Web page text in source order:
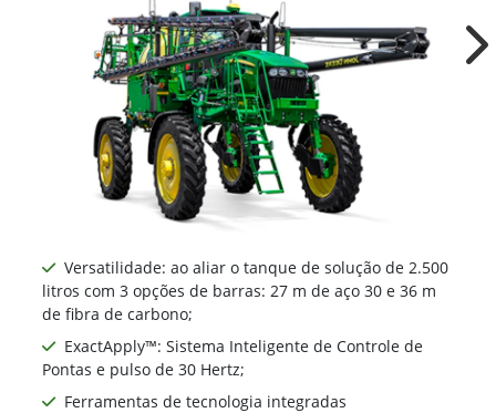
Versatilidade: ao aliar o tanque de solução de 2.500
litros com 3 opções de barras: 27 m de aço 30 e 36 m
de fibra de carbono;
ExactApply™: Sistema Inteligente de Controle de
Pontas e pulso de 30 Hertz;
Ferramentas de tecnologia integradas